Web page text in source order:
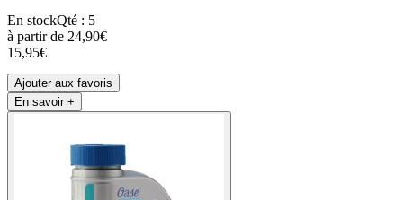
En stockQté : 5
à partir de 24,90€
15,95€
Ajouter aux favoris
En savoir +